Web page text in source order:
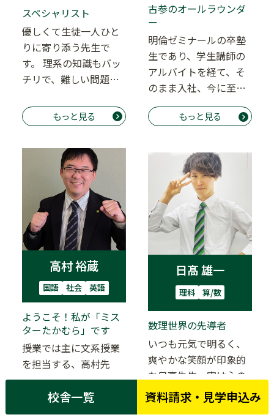
スペシャリスト
優しくて生徒一人ひと
りに寄り添う先生で
す。 理系の知識もバッ
チリで、難しい問題も
すよ。生徒の理解度
や…
もっと見る
古参のオールラウンダ
ー
明倫ゼミナールの卒塾
生であり、学生講師の
アルバイトを経て、そ
のまま入社、今に至
る…。 気づけば人生の
大半を明倫に捧げて
もっと見る
高村 裕蔵
国語 社会 英語
ようこそ！私が「ミス
ターたかむら」です
授業では主に文系授業
を担当する、高村先
生。 基礎から発展的な
内容まで、ていねいに
確認・解説していきま
日髙 雄一
理科 算/数
数理世界の先導者
いつも元気で明るく、
爽やかな笑顔が印象的
な日高先生。実は心の
奥に熱い情熱を秘め
た“九州男児”で、一度
校舎一覧 資料請求・見学申込み